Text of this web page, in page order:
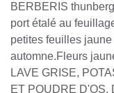
BERBERIS
port étalé au
petites feuilles
automne.Fleurs
LAVE GRISE,
ET POUDRE D'OS.